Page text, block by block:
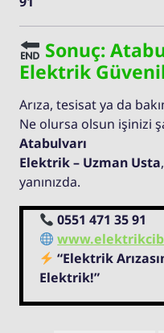
Sonuç:
Elektrik
Arıza, tesisat ya da
Ne olursa olsun işinizi
Atabulvarı
Elektrik – Uzman Usta
yanınızda.
0551 471 35 91
“Elektrik
Elektrik!”